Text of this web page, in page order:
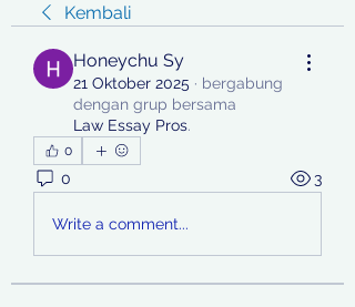
Kembali
Honeychu Sy
21 Oktober 2025 · bergabung
dengan grup bersama
Law Essay Pros.
0
0 3
Write a comment...